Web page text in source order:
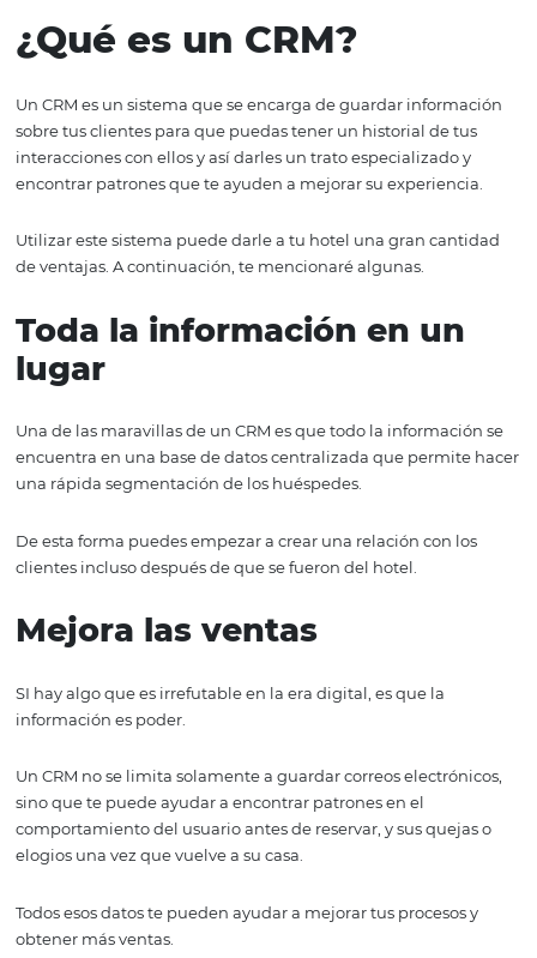
lo sabes!
Por supuesto, es imposible evitar por completo que esto
pero hay formas de mitigarlo, y una de ellas es por
de un CRM (Customer Relationship Manager o
Si quieres saber más sobre el tema, ¡sigue leyendo!
¿Qué es un CRM?
Un CRM es un sistema que se encarga de guardar
sobre tus clientes para que puedas tener un historial de
interacciones con ellos y así darles un trato
de ventajas. A continuación, te mencionaré algunas.
Toda la información en
lugar
Una de las maravillas de un CRM es que todo la
encuentra en una base de datos centralizada que
De esta forma puedes empezar a crear una relación con